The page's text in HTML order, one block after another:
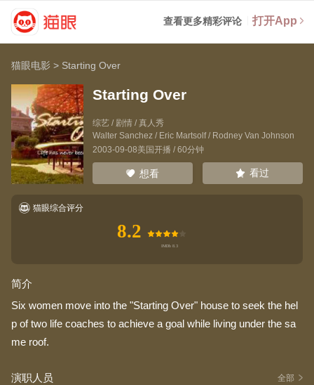
查看更多精彩评论 打开App
猫眼电影 > Starting Over
Starting Over
综艺 / 剧情 / 真人秀
Walter Sanchez/ Eric Martsolf/ Rodney Van Johnson
2003-09-08美国开播 / 60分钟
想看 看过
猫眼综合评分
8.2
简介
Six women move into the "Starting Over" house to seek the hel
p of two life coaches to achieve a goal while living under the sa
me roof.
演职人员 全部